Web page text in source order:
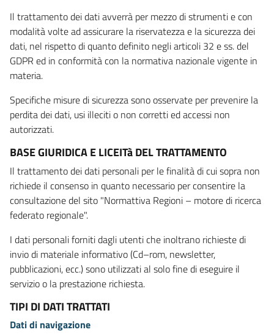
Il trattamento dei dati avverrà per mezzo di strumenti e con
modalità volte ad assicurare la riservatezza e la sicurezza dei
dati, nel rispetto di quanto definito negli articoli 32 e ss. del
GDPR ed in conformità con la normativa nazionale vigente in
materia.
Specifiche misure di sicurezza sono osservate per prevenire la
perdita dei dati, usi illeciti o non corretti ed accessi non
autorizzati.
BASE GIURIDICA E LICEITà DEL TRATTAMENTO
Il trattamento dei dati personali per le finalità di cui sopra non
richiede il consenso in quanto necessario per consentire la
consultazione del sito "Normattiva Regioni – motore di ricerca
federato regionale".
I dati personali forniti dagli utenti che inoltrano richieste di
invio di materiale informativo (Cd–rom, newsletter,
pubblicazioni, ecc.) sono utilizzati al solo fine di eseguire il
servizio o la prestazione richiesta.
TIPI DI DATI TRATTATI
Dati di navigazione